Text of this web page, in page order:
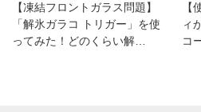
【凍結フロントガラス問題】
「解氷ガラコ トリガー」を使
ってみた！どのくらい解…
【
ィ
コ